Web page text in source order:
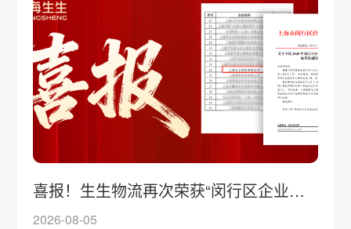
开。该联合研究项目由SGA发起、联盟成员单位北
京高
喜报！生生物流再次荣获“闵行区企业技
术中心”认定
2026-08-05